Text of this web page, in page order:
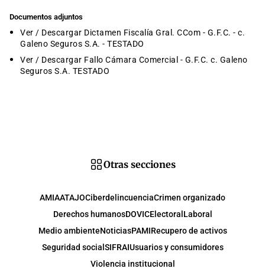
Documentos adjuntos
Ver / Descargar Dictamen Fiscalía Gral. CCom - G.F.C. - c.
Galeno Seguros S.A. - TESTADO
Ver / Descargar Fallo Cámara Comercial - G.F.C. c. Galeno
Seguros S.A. TESTADO
Otras secciones
AMIAATAJOCiberdelincuenciaCrimen organizado
Derechos humanosDOVICElectoralLaboral
Medio ambienteNoticiasPAMIRecupero de activos
Seguridad socialSIFRAIUsuarios y consumidores
Violencia institucional